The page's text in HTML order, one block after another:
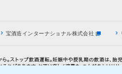
宝酒造インターナショナル株式会社